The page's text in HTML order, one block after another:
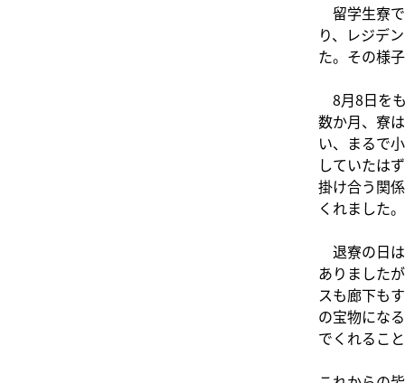
留学生寮
り、レジデ
た。その様
8月8日を
数か月、寮
い、まるで
していたは
掛け合う関
くれました。
退寮の日
ありました
スも廊下も
の宝物にな
でくれるこ